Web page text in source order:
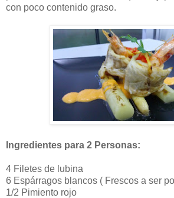
con poco contenido graso.
Ingredientes para 2 Personas:
4 Filetes de lubina
6 Espárragos blancos ( Frescos a ser
1/2 Pimiento rojo